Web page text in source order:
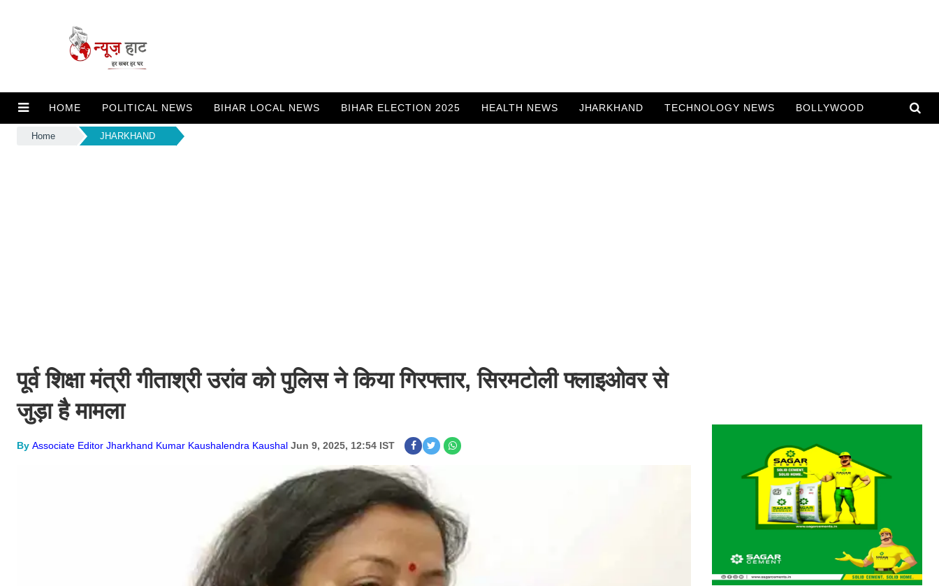
HOME POLITICAL NEWS BIHAR LOCAL NEWS BIHAR ELECTION 2025 HEALTH NEWS JHARKHAND TECHNOLOGY NEWS BOLLYWOOD
Home JHARKHAND
पूर्व शिक्षा मंत्री गीताश्री उरांव को पुलिस ने किया गिरफ्तार, सिरमटोली फ्लाइओवर से
जुड़ा है मामला
By Associate Editor Jharkhand Kumar Kaushalendra Kaushal Jun 9, 2025, 12:54 IST